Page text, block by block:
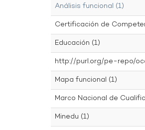
Análisis funcional (1)
Certificación de
Educación (1)
http://purl.org/pe-repo/
Mapa funcional (1)
Marco Nacional de
Minedu (1)